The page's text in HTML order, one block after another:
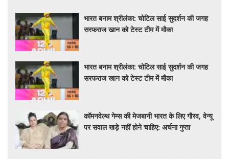
भारत बनाम श्रीलंका: चोटिल साई सुदर्शन की जगह
सरफराज खान को टेस्ट टीम में मौका
भारत बनाम श्रीलंका: चोटिल साई सुदर्शन की जगह
सरफराज खान को टेस्ट टीम में मौका
कॉमनवेल्थ गेम्स की मेजबानी भारत के लिए गौरव, वेन्यू
पर सवाल खड़े नहीं होने चाहिए: अर्चना गुप्ता